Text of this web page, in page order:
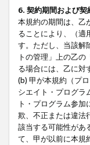
6. 契約期間および契
本規約の期間は、乙
ることにより、（適
す。ただし、当該解
トの管理」上の乙
る場合には、乙に対
(b) 甲が本規約（プ
シエイト・プログラ
ト・プログラム参
欺、不正または違法
該当する可能性があ
て、甲が以前に本規